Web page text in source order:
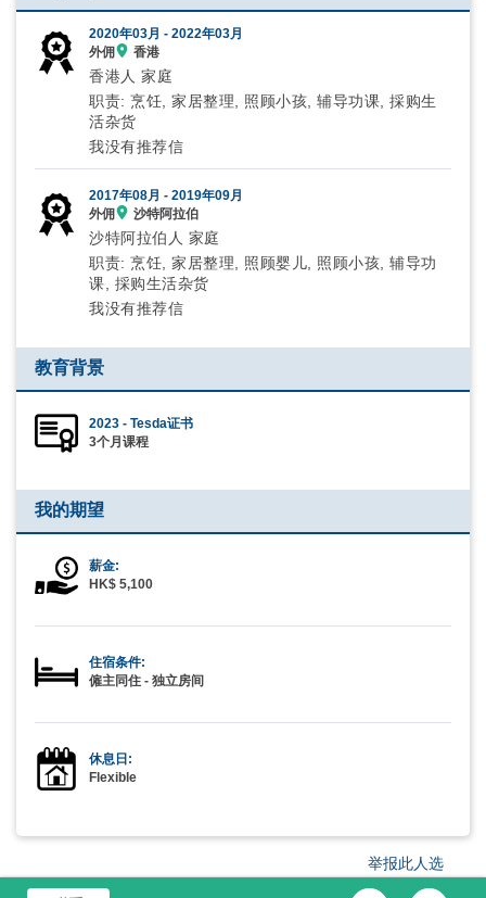
2020年03月 -2022年03月
外佣
香港
香港人 家庭
职责: 烹饪, 家居整理, 照顾小孩, 辅导功课, 採购生
活杂货
我没有推荐信
2017年08月 -2019年09月
外佣
沙特阿拉伯
沙特阿拉伯人 家庭
职责: 烹饪, 家居整理, 照顾婴儿, 照顾小孩, 辅导功
课, 採购生活杂货
我没有推荐信
教育背景
2023 - Tesda证书
3个月课程
我的期望
薪金:
HK$ 5,100
住宿条件:
僱主同住 - 独立房间
休息日:
Flexible
举报此人选